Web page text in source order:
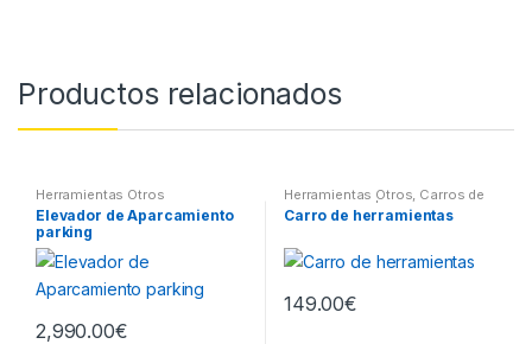
Productos relacionados
Herramientas Otros
Elevador de Aparcamiento
parking
2,990.00€
Herramientas Otros Carros de
Herramientas | Bancos
Carro de herramientas
149.00€